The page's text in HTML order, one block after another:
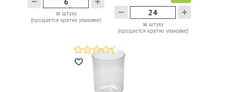
за штуку
(продается кратно упаковке)
за штуку
(продается кратно упаковке)